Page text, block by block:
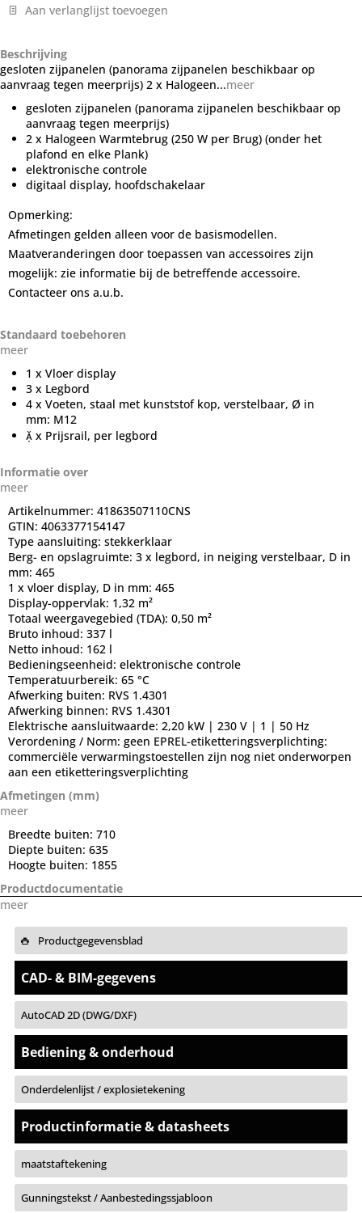
Aan verlanglijst toevoegen
Beschrijving
gesloten zijpanelen (panorama zijpanelen beschikbaar op
aanvraag tegen meerprijs) 2 x Halogeen...meer
gesloten zijpanelen (panorama zijpanelen beschikbaar op
aanvraag tegen meerprijs)
2 x Halogeen Warmtebrug (250 W per Brug) (onder het
plafond en elke Plank)
elektronische controle
digitaal display, hoofdschakelaar
Opmerking:
Afmetingen gelden alleen voor de basismodellen.
Maatveranderingen door toepassen van accessoires zijn
mogelijk: zie informatie bij de betreffende accessoire.
Contacteer ons a.u.b.
Standaard toebehoren
meer
1 x Vloer display
3 x Legbord
4 x Voeten, staal met kunststof kop, verstelbaar, Ø in
mm: M12
 x Prijsrail, per legbord
Informatie over
meer
Artikelnummer: 41863507110CNS
GTIN: 4063377154147
Type aansluiting: stekkerklaar
Berg- en opslagruimte: 3 x legbord, in neiging verstelbaar, D in
mm: 465
1 x vloer display, D in mm: 465
Display-oppervlak: 1,32 m²
Totaal weergavegebied (TDA): 0,50 m²
Bruto inhoud: 337 l
Netto inhoud: 162 l
Bedieningseenheid: elektronische controle
Temperatuurbereik: 65 °C
Afwerking buiten: RVS 1.4301
Afwerking binnen: RVS 1.4301
Elektrische aansluitwaarde: 2,20 kW | 230 V | 1 | 50 Hz
Verordening / Norm: geen EPREL-etiketteringsverplichting:
commerciële verwarmingstoestellen zijn nog niet onderworpen
aan een etiketteringsverplichting
Afmetingen (mm)
meer
Breedte buiten: 710
Diepte buiten: 635
Hoogte buiten: 1855
Productdocumentatie
meer
Productgegevensblad
CAD- & BIM-gegevens
AutoCAD 2D (DWG/DXF)
Bediening & onderhoud
Onderdelenlijst / explosietekening
Productinformatie & datasheets
maatstaftekening
Gunningstekst / Aanbestedingssjabloon